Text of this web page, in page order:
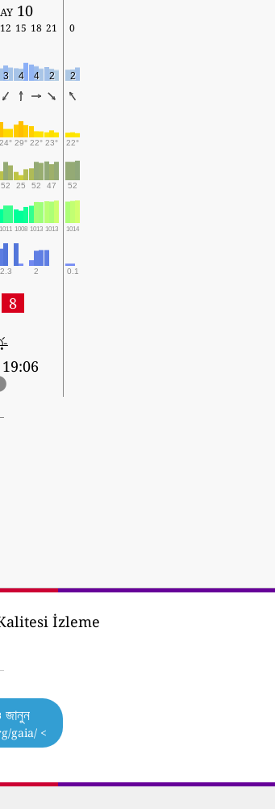
10
12 15 18 21 0
3 4 4 2 2
24° 29° 22° 23° 22°
52 25 52 47 52
1011 1008 1013 1013 1014
2.3 2 0.1
8
İzleme
gaia/ <